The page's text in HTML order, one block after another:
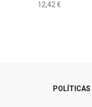
12,42 €
POLÍTICAS